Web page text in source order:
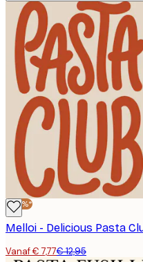
-40%*
Vanaf € 7,77€ 12,95